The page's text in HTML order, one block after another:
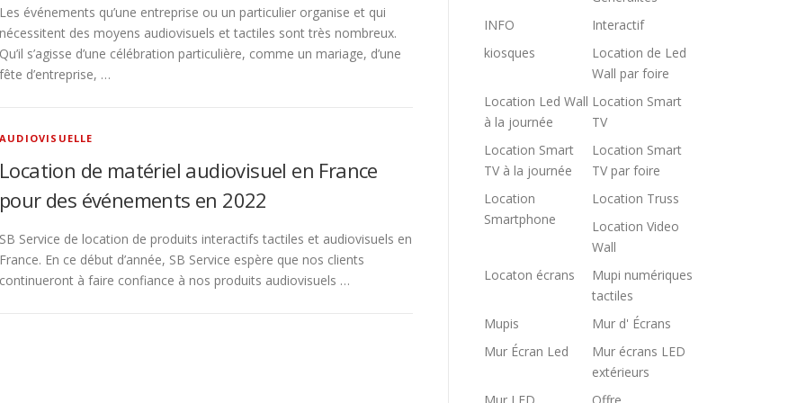
Les événements qu’une entreprise ou un particulier organise et qui
nécessitent des moyens audiovisuels et tactiles sont très nombreux.
Qu’il s’agisse d’une célébration particulière, comme un mariage, d’une
fête d’entreprise, …
AUDIOVISUELLE
Location de matériel audiovisuel en France
pour des événements en 2022
SB Service de location de produits interactifs tactiles et audiovisuels en
France. En ce début d’année, SB Service espère que nos clients
continueront à faire confiance à nos produits audiovisuels …
INFO
Interactif
kiosques
Location de Led
Wall par foire
Location Led Wall
à la journée
Location Smart
TV
Location Smart
TV à la journée
Location Smart
TV par foire
Location
Smartphone
Location Truss
Location Video
Wall
Locaton écrans
Mupi numériques
tactiles
Mupis
Mur d' Écrans
Mur Écran Led
Mur écrans LED
extérieurs